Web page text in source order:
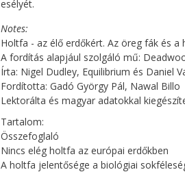
esélyét.
Notes
Holtfa - az élő erdőkért. Az öreg fák és
A fordítás alapjául szolgáló mű:
Írta: Nigel Dudley, Equilibrium és Daniel
Fordította: Gadó György Pál, Nawal Billo
Lektorálta és magyar adatokkal
Tartalom:
Összefoglaló
Nincs elég holtfa az európai erdőkben
A holtfa jelentősége a biológiai